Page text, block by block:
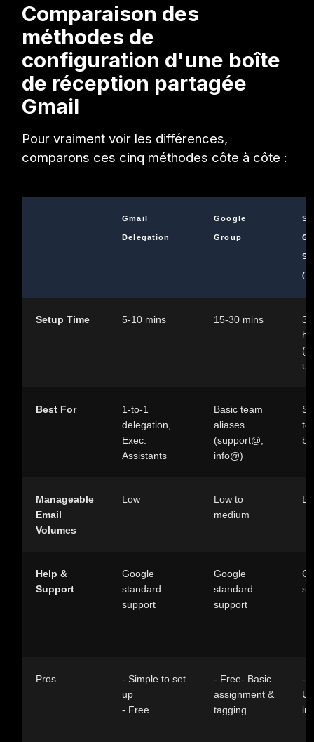
Comparaison des
méthodes de
configuration d'une boîte
de réception partagée
Gmail
Pour vraiment voir les différences,
comparons ces cinq méthodes côte à côte :
Gmail
Delegation
Google
Group
Setup Time 5-10 mins 15-30 mins
Best For
1-to-1
delegation,
Exec.
Assistants
Basic team
aliases
(support@,
info@)
Manageable
Email
Volumes
Low
Low to
medium
Help &
Support
Google
standard
support
Google
standard
support
Pros
- Simple to set
up
- Free
- Free- Basic
assignment &
tagging
-